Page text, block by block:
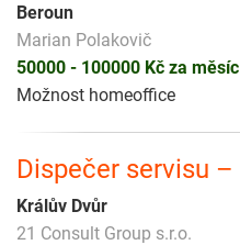
Beroun
Marian Polakovič
50000 - 100000 Kč za měsíc
Možnost homeoffice
Dispečer servisu –
Králův Dvůr
21 Consult Group s.r.o.